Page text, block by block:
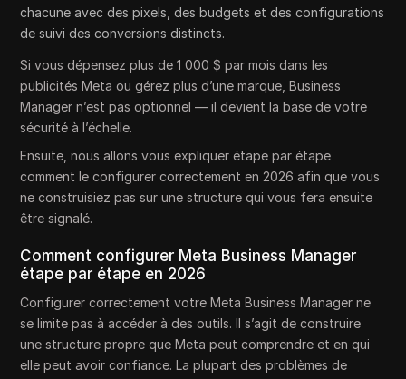
chacune avec des pixels, des budgets et des configurations
de suivi des conversions distincts.
Si vous dépensez plus de 1 000 $ par mois dans les
publicités Meta ou gérez plus d’une marque, Business
Manager n’est pas optionnel — il devient la base de votre
sécurité à l’échelle.
Ensuite, nous allons vous expliquer étape par étape
comment le configurer correctement en 2026 afin que vous
ne construisiez pas sur une structure qui vous fera ensuite
être signalé.
Comment configurer Meta Business Manager
étape par étape en 2026
Configurer correctement votre Meta Business Manager ne
se limite pas à accéder à des outils. Il s’agit de construire
une structure propre que Meta peut comprendre et en qui
elle peut avoir confiance. La plupart des problèmes de